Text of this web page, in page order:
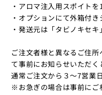
・アロマ注入用スポイトを
・オプションにて外箱付
・発送元は「タビノキセ
ご注文者様と異なるご住
て事前にお知らせいただく
通常ご注文から３〜7営業
※お急ぎの場合は事前にご